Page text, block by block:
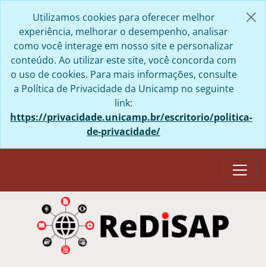
Utilizamos cookies para oferecer melhor
experiência, melhorar o desempenho, analisar
como você interage em nosso site e personalizar
conteúdo. Ao utilizar este site, você concorda com
o uso de cookies. Para mais informações, consulte
a Política de Privacidade da Unicamp no seguinte
link:
https://privacidade.unicamp.br/escritorio/politica-
de-privacidade/